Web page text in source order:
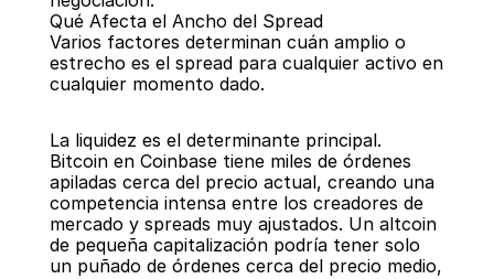
Qué Afecta el Ancho del Spread
Varios factores determinan cuán amplio o
estrecho es el spread para cualquier activo en
cualquier momento dado.
La liquidez es el determinante principal.
Bitcoin en Coinbase tiene miles de órdenes
apiladas cerca del precio actual, creando una
competencia intensa entre los creadores de
mercado y spreads muy ajustados. Un altcoin
de pequeña capitalización podría tener solo
un puñado de órdenes cerca del precio medio,